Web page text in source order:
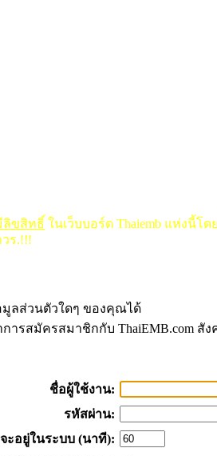
ลิขสิทธิ์ ในเว็บบอร์ด Thaiemb แห่งนี้โด
ร.!!!
ลส่วนตัวใดๆ ของคุณได้
ารสมัครสมาชิกกับ ThaiEMB.com สั
ชื่อผู้ใช้งาน:
รหัสผ่าน:
ะอยู่ในระบบ (นาที):